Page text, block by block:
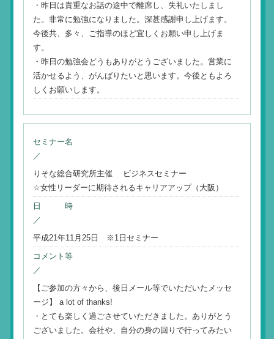
・昨日は貴重なお話の途中で離席し、失礼いたしまし
た。非常に勉強になりました。深甚感謝申し上げます。
今後共、多々、ご指導のほど宜しくお願い申し上げま
す。
・昨日の勉強会どうもありがとうございました。営業に
活かせるよう、がんばりたいと思います。今後ともよろ
しくお願いします。
セミナー名
／
りそな総合研究所主催 ビジネスセミナー
☆女性リーダーに期待されるキャリアアップ（大阪）
日 時
／
平成21年11月25日 ※1日セミナー
コメント等
／
【ご参加の方々から、後日メール等でいただいたメッセ
ージ】 a lot of thanks!
・とても楽しく過ごさせていただきました。ありがとう
ございました。会社や、自分の身の回りで行ってみたい